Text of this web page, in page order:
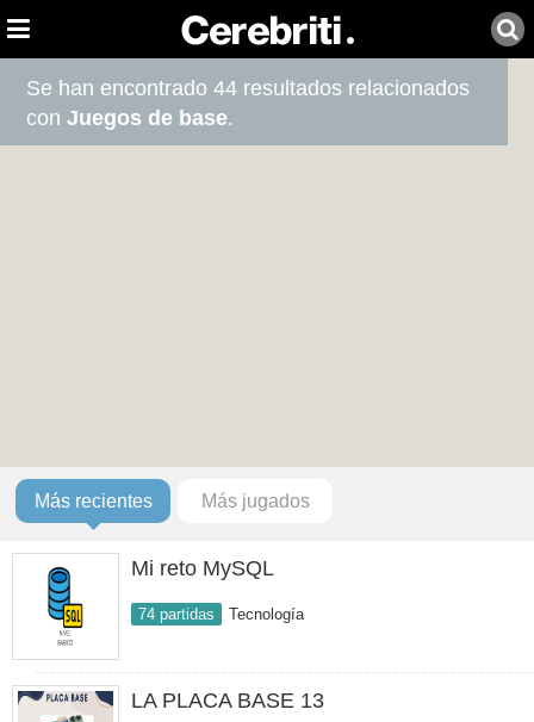
Se han encontrado 44 resultados relacionados
conJuegos de base.
Más recientes Más jugados
Mi reto MySQL
74 partidas Tecnología
LA PLACA BASE 13